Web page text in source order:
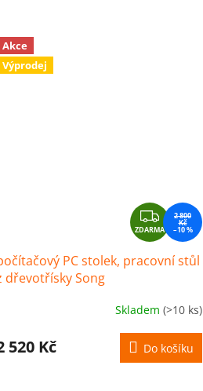
Akce
Výprodej
Z
D
R
A
ZDARMA
2 800
Kč
–10 %
PC stolek, pracovní stůl
dřevotřísky Song
Skladem (>10 ks)
520 Kč Do košíku